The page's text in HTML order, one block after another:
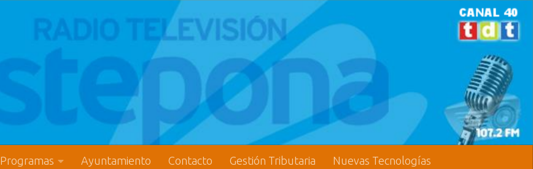
Programas Ayuntamiento Contacto Gestión Tributaria Nuevas Tecnologías